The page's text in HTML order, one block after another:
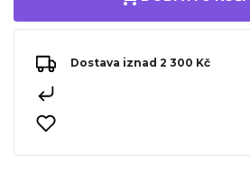
Dostava iznad 2 300 Kč